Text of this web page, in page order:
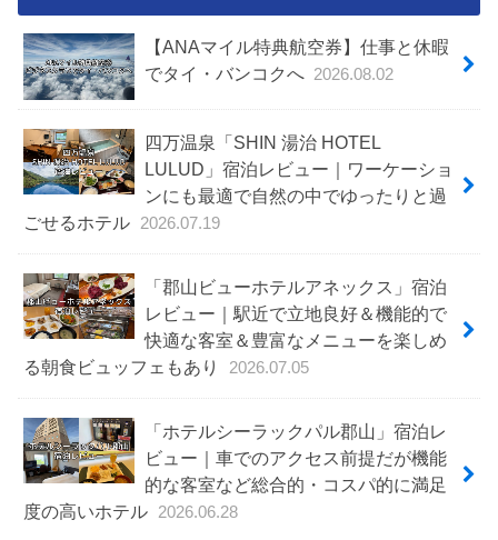
【ANAマイル特典航空券】仕事と休暇
でタイ・バンコクへ 2026.08.02
四万温泉「SHIN 湯治 HOTEL
LULUD」宿泊レビュー｜ワーケーショ
ンにも最適で自然の中でゆったりと過
ごせるホテル
2026.07.19
「郡山ビューホテルアネックス」宿泊
レビュー｜駅近で立地良好＆機能的で
快適な客室＆豊富なメニューを楽しめ
る朝食ビュッフェもあり
2026.07.05
「ホテルシーラックパル郡山」宿泊レ
ビュー｜車でのアクセス前提だが機能
的な客室など総合的・コスパ的に満足
度の高いホテル
2026.06.28